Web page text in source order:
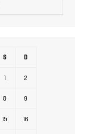
S D
1 2
8 9
15 16